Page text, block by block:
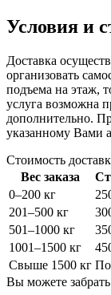
Условия и
Доставка
организовать
подъема на этаж,
услуга возможна
дополнительно.
указанному Вами
Стоимость
Вес заказа
0–200 кг
201–500 кг
501–1000 кг
1001–1500 кг
Свыше 1500 кг По
Вы можете забрать